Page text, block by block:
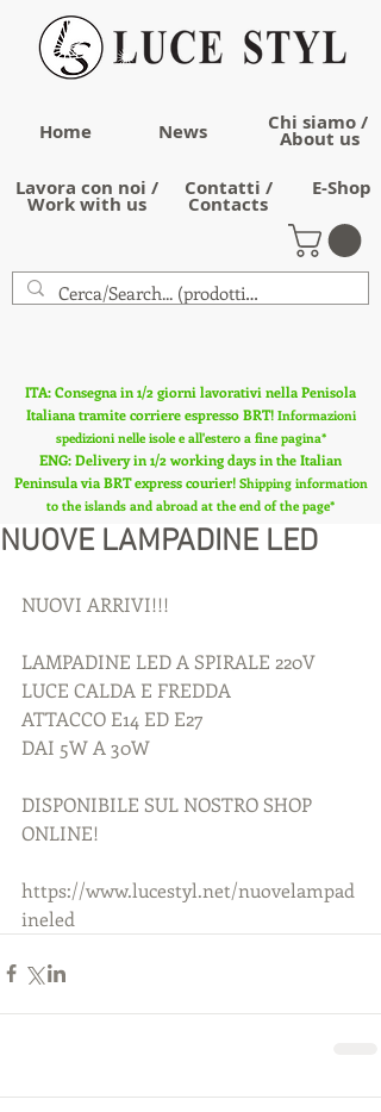
Home News Chi siamo /
About us
Lavora con noi /
Work with us
Contatti /
Contacts
E-Shop
ITA: Consegna in 1/2 giorni lavorativi nella Penisola
Italiana tramite corriere espresso BRT! Informazioni
spedizioni nelle isole e all'estero a fine pagina*
ENG: Delivery in 1/2 working days in the Italian
Peninsula via BRT express courier! Shipping information
to the islands and abroad at the end of the page*
NUOVE LAMPADINE LED
NUOVI ARRIVI!!!
LAMPADINE LED A SPIRALE 220V
LUCE CALDA E FREDDA
ATTACCO E14 ED E27
DAI 5W A 30W
DISPONIBILE SUL NOSTRO SHOP
ONLINE!
https://www.lucestyl.net/nuovelampad
ineled